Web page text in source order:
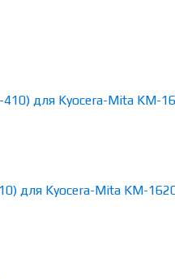
для Kyocera-Mita KM-